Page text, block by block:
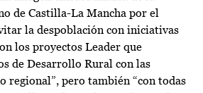
de Castilla-La Mancha por el
la despoblación con iniciativas
los proyectos Leader que
de Desarrollo Rural con las
regional”, pero también “con todas